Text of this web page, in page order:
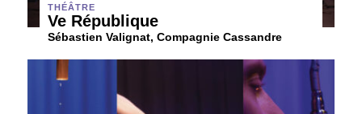
THÉÂTRE
Ve République
Sébastien Valignat, Compagnie Cassandre